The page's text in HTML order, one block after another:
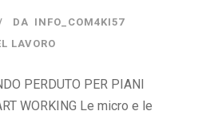
DA INFO_COM4KI57
LAVORO
PERDUTO PER PIANI
WORKING Le micro e le